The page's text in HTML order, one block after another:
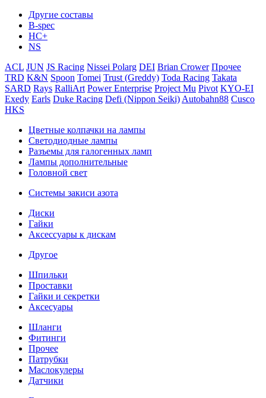
Другие составы
B-spec
HC+
NS
ACL JUN JS Racing Nissei Polarg DEI Brian Crower Прочее
TRD K&N Spoon Tomei Trust (Greddy) Toda Racing Takata
SARD Rays RalliArt Power Enterprise Project Mu Pivot KYO-EI
Exedy Earls Duke Racing Defi (Nippon Seiki) Autobahn88 Cusco
HKS
Цветные колпачки на лампы
Светодиодные лампы
Разъемы для галогенных ламп
Лампы дополнительные
Головной свет
Системы закиси азота
Диски
Гайки
Аксессуары к дискам
Другое
Шпильки
Проставки
Гайки и секретки
Аксесуары
Шланги
Фитинги
Прочее
Патрубки
Маслокулеры
Датчики